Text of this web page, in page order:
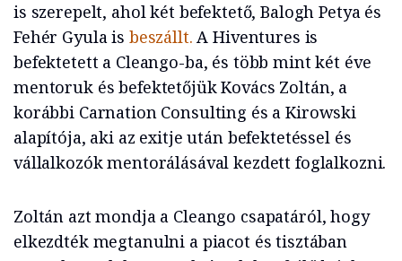
is szerepelt, ahol két befektető, Balogh Petya és
Fehér Gyula is beszállt.A Hiventures is
befektetett a Cleango-ba, és több mint két éve
mentoruk és befektetőjük Kovács Zoltán, a
korábbi Carnation Consulting és a Kirowski
alapítója, aki az exitje után befektetéssel és
vállalkozók mentorálásával kezdett foglalkozni.
Zoltán azt mondja a Cleango csapatáról, hogy
elkezdték megtanulni a piacot és tisztában